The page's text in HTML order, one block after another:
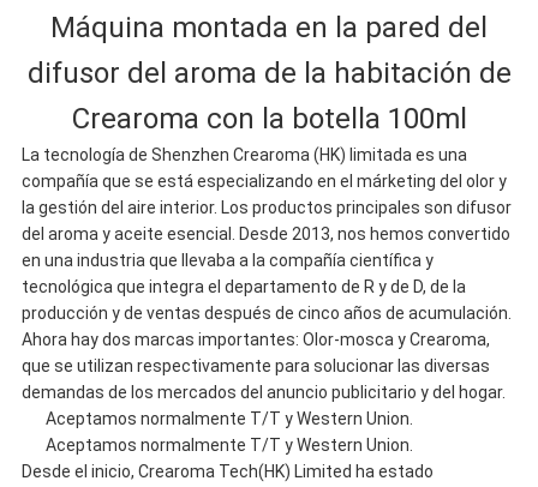
DEL
SITIO
POLÍTICA
DE
PRIVACIDAD
Máquina montada en la pared del
difusor del aroma de la habitación de
Crearoma con la botella 100ml
La tecnología de Shenzhen Crearoma (HK) limitada es una
compañía que se está especializando en el márketing del olor y
la gestión del aire interior. Los productos principales son difusor
del aroma y aceite esencial. Desde 2013, nos hemos convertido
en una industria que llevaba a la compañía científica y
tecnológica que integra el departamento de R y de D, de la
producción y de ventas después de cinco años de acumulación.
Ahora hay dos marcas importantes: Olor-mosca y Crearoma,
que se utilizan respectivamente para solucionar las diversas
demandas de los mercados del anuncio publicitario y del hogar.
Aceptamos normalmente T/T y Western Union.
Aceptamos normalmente T/T y Western Union.
Desde el inicio, Crearoma Tech(HK) Limited ha estado